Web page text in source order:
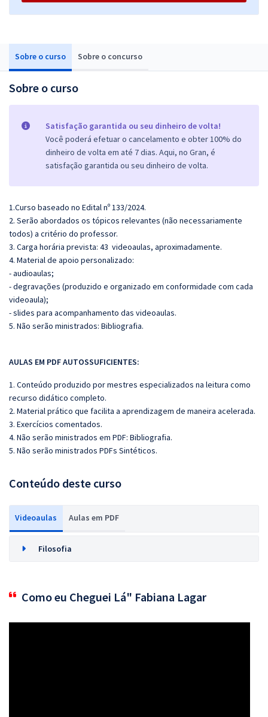
Sobre o curso Sobre o concurso
Sobre o curso
Satisfação garantida ou seu dinheiro de volta!
Você poderá efetuar o cancelamento e obter 100% do
dinheiro de volta em até 7 dias. Aqui, no Gran, é
satisfação garantida ou seu dinheiro de volta.
1.Curso baseado no Edital nº 133/2024.
2. Serão abordados os tópicos relevantes (não necessariamente
todos) a critério do professor.
3. Carga horária prevista: 43 videoaulas, aproximadamente.
4. Material de apoio personalizado:
- audioaulas;
- degravações (produzido e organizado em conformidade com cada
videoaula);
- slides para acompanhamento das videoaulas.
5. Não serão ministrados: Bibliografia.
AULAS EM PDF AUTOSSUFICIENTES:
1. Conteúdo produzido por mestres especializados na leitura como
recurso didático completo.
2. Material prático que facilita a aprendizagem de maneira acelerada.
3. Exercícios comentados.
4. Não serão ministrados em PDF: Bibliografia.
5. Não serão ministrados PDFs Sintéticos.
Conteúdo deste curso
Videoaulas Aulas em PDF
Filosofia
Como eu Cheguei Lá" Fabiana Lagar